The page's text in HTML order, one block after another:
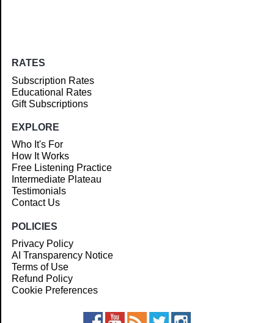
RATES
Subscription Rates
Educational Rates
Gift Subscriptions
EXPLORE
Who It's For
How It Works
Free Listening Practice
Intermediate Plateau
Testimonials
Contact Us
POLICIES
Privacy Policy
AI Transparency Notice
Terms of Use
Refund Policy
Cookie Preferences